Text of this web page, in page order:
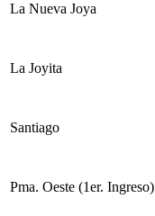
La Nueva Joya
La Joyita
Santiago
Pma. Oeste (1er. Ingreso)